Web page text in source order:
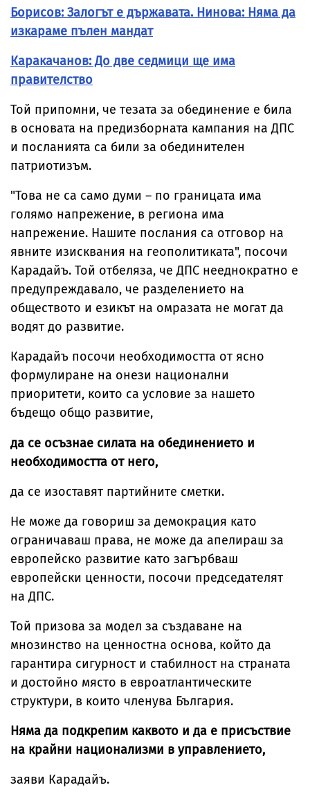
Борисов: Залогът е държавата. Нинова: Няма да
изкараме пълен мандат
Каракачанов: До две седмици ще има
правителство
Той припомни, че тезата за обединение е била
в основата на предизборната кампания на ДПС
и посланията са били за обединителен
патриотизъм.
"Това не са само думи – по границата има
голямо напрежение, в региона има
напрежение. Нашите послания са отговор на
явните изисквания на геополитиката", посочи
Карадайъ. Той отбеляза, че ДПС нееднократно е
предупреждавало, че разделението на
обществото и езикът на омразата не могат да
водят до развитие.
Карадайъ посочи необходимостта от ясно
формулиране на онези национални
приоритети, които са условие за нашето
бъдещо общо развитие,
да се осъзнае силата на обединението и
необходимостта от него,
да се изоставят партийните сметки.
Не може да говориш за демокрация като
ограничаваш права, не може да апелираш за
европейско развитие като загърбваш
европейски ценности, посочи председателят
на ДПС.
Той призова за модел за създаване на
мнозинство на ценностна основа, който да
гарантира сигурност и стабилност на страната
и достойно място в евроатлантическите
структури, в които членува България.
Няма да подкрепим каквото и да е присъствие
на крайни национализми в управлението,
заяви Карадайъ.